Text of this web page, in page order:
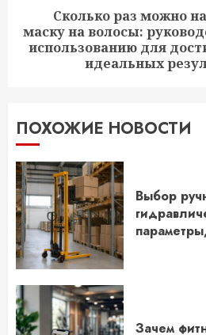
Следующая
запись:
Сколько раз можно
маску на волосы:
использованию для
идеальных
ПОХОЖИЕ НОВОСТИ
Выбор
Зачем